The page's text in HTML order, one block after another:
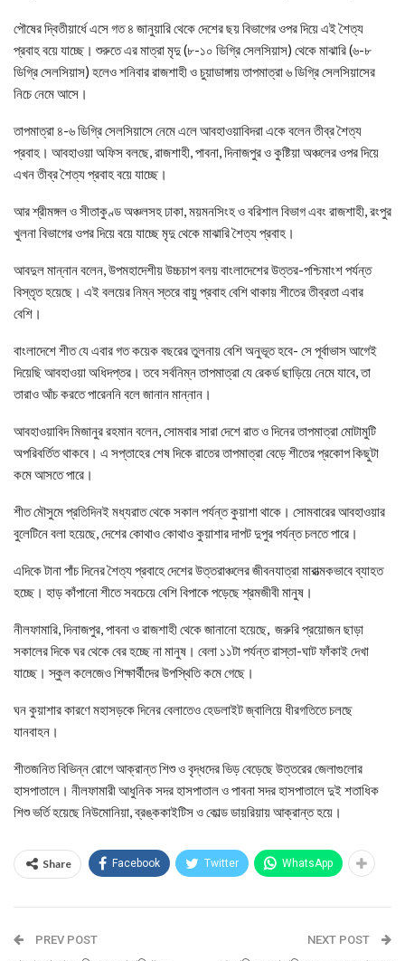
পৌষের দ্বিতীয়ার্ধে এসে গত ৪ জানুয়ারি থেকে দেশের ছয় বিভাগের ওপর দিয়ে এই শৈত্য
প্রবাহ বয়ে যাচ্ছে। শুরুতে এর মাত্রা মৃদু (৮-১০ ডিগ্রি সেলসিয়াস) থেকে মাঝারি (৬-৮
ডিগ্রি সেলসিয়াস) হলেও শনিবার রাজশাহী ও চুয়াডাঙ্গায় তাপমাত্রা ৬ ডিগ্রি সেলসিয়াসের
নিচে নেমে আসে।
তাপমাত্রা ৪-৬ ডিগ্রি সেলসিয়াসে নেমে এলে আবহাওয়াবিদরা একে বলেন তীব্র শৈত্য
প্রবাহ। আবহাওয়া অফিস বলছে, রাজশাহী, পাবনা, দিনাজপুর ও কুষ্টিয়া অঞ্চলের ওপর দিয়ে
এখন তীব্র শৈত্য প্রবাহ বয়ে যাচ্ছে।
আর শ্রীমঙ্গল ও সীতাকুণ্ড অঞ্চলসহ ঢাকা, ময়মনসিংহ ও বরিশাল বিভাগ এবং রাজশাহী, রংপুর
খুলনা বিভাগের ওপর দিয়ে বয়ে যাচ্ছে মৃদু থেকে মাঝারি শৈত্য প্রবাহ।
আবদুল মান্নান বলেন, উপমহাদেশীয় উচ্চচাপ বলয় বাংলাদেশের উত্তর-পশ্চিমাংশ পর্যন্ত
বিস্তৃত হয়েছে। এই বলয়ের নিম্ন স্তরে বায়ু প্রবাহ বেশি থাকায় শীতের তীব্রতা এবার
বেশি।
বাংলাদেশে শীত যে এবার গত কয়েক বছরের তুলনায় বেশি অনুভূত হবে- সে পূর্বাভাস আগেই
দিয়েছি আবহাওয়া অধিদপ্তর। তবে সর্বনিম্ন তাপমাত্রা যে রেকর্ড ছাড়িয়ে নেমে যাবে, তা
তারাও আঁচ করতে পারেননি বলে জানান মান্নান।
আবহাওয়াবিদ মিজানুর রহমান বলেন, সোমবার সারা দেশে রাত ও দিনের তাপমাত্রা মোটামুটি
অপরিবর্তিত থাকবে। এ সপ্তাহের শেষ দিকে রাতের তাপমাত্রা বেড়ে শীতের প্রকোপ কিছুটা
কমে আসতে পারে।
শীত মৌসুমে প্রতিদিনই মধ্যরাত থেকে সকাল পর্যন্ত কুয়াশা থাকে। সোমবারের আবহাওয়ার
বুলেটিনে বলা হয়েছে, দেশের কোথাও কোথাও কুয়াশার দাপট দুপুর পর্যন্ত চলতে পারে।
এদিকে টানা পাঁচ দিনের শৈত্য প্রবাহে দেশের উত্তরাঞ্চলের জীবনযাত্রা মারাত্মকভাবে ব্যাহত
হচ্ছে। হাড় কাঁপানো শীতে সবচেয়ে বেশি বিপাকে পড়েছে শ্রমজীবী মানুষ।
নীলফামারি, দিনাজপুর, পাবনা ও রাজশাহী থেকে জানানো হয়েছে, জরুরি প্রয়োজন ছাড়া
সকালের দিকে ঘর থেকে বের হচ্ছে না মানুষ। বেলা ১১টা পর্যন্ত রাস্তা-ঘাট ফাঁকাই দেখা
যাচ্ছে। স্কুল কলেজেও শিক্ষার্থীদের উপস্থিতি কমে গেছে।
ঘন কুয়াশার কারণে মহাসড়কে দিনের বেলাতেও হেডলাইট জ্বালিয়ে ধীরগতিতে চলছে
যানবাহন।
শীতজনিত বিভিন্ন রোগে আক্রান্ত শিশু ও বৃদ্ধদের ভিড় বেড়েছে উত্তরের জেলাগুলোর
হাসপাতালে। নীলফামারী আধুনিক সদর হাসপাতাল ও পাবনা সদর হাসপাতালে দুই শতাধিক
শিশু ভর্তি হয়েছে নিউমোনিয়া, ব্রঙ্ককাইটিস ও কোল্ড ডায়রিয়ায় আক্রান্ত হয়ে।
Share Facebook Twitter WhatsApp
PREV POST NEXT POST